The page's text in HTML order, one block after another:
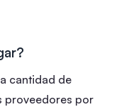
cantidad de
proveedores por